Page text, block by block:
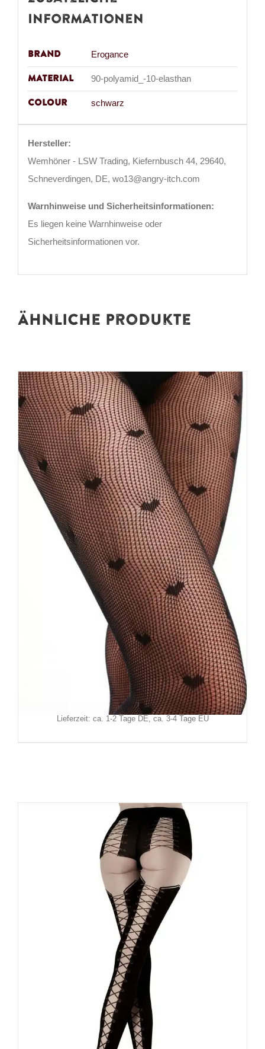
Informationen
Brand Erogance
Material 90-polyamid_-10-elasthan
Colour schwarz
Hersteller:
Wemhöner - LSW Trading, Kiefernbusch 44, 29640,
Schneverdingen, DE, wo13@angry-itch.com
Warnhinweise und Sicherheitsinformationen:
Es liegen keine Warnhinweise oder
Sicherheitsinformationen vor.
Ähnliche Produkte
Erogance Strumpfhose Bats
9,90€
Inkl. MwSt.
zzgl.
Versand
Lieferzeit: ca. 1-2 Tage DE, ca. 3-4 Tage EU